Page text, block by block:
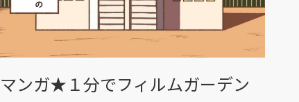
マンガ★１分でフィルムガーデン